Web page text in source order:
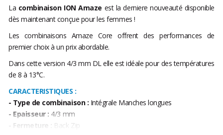
La combinaison ION Amaze est la derniere nouveauté disponible
dès maintenant conçue pour les femmes !
Les combinaisons Amaze Core offrent des performances de
premier choix à un prix abordable.
Dans cette version 4/3 mm DL elle est idéale pour des températures
de 8 à 13°C.
CARACTERISTIQUES :
- Type de combinaison : Intégrale Manches longues
- Epaisseur : 4/3 mm
- Fermeture : Back Zip